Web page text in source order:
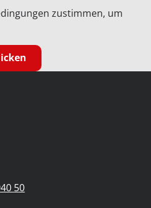
zustimmen, um
50